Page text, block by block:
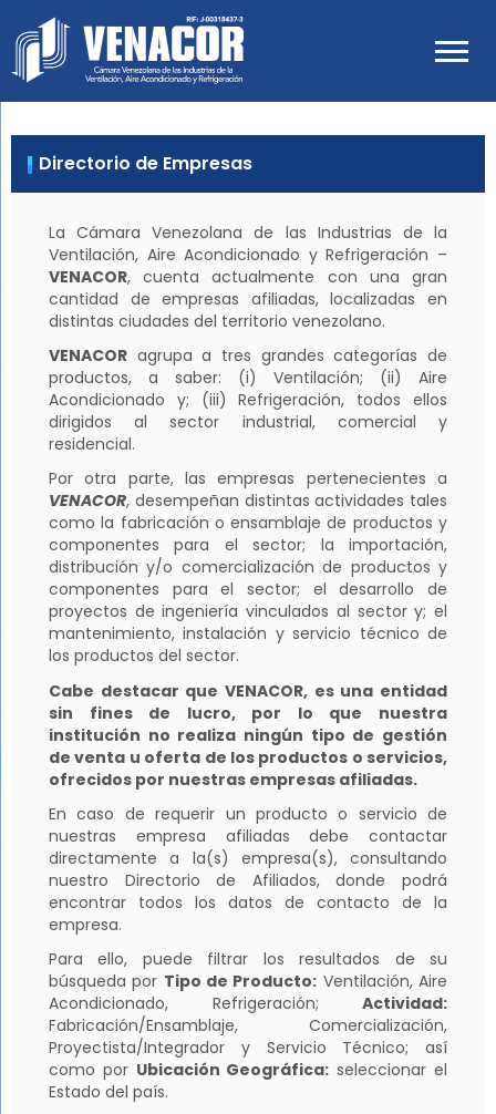
Venacor
Cámara Venezolana de las
Acondicionado y Refrigeración
Directorio de Empresas
La Cámara Venezolana de las Industrias de la
Ventilación, Aire Acondicionado y Refrigeración –
VENACOR, cuenta actualmente con una gran
cantidad de empresas afiliadas, localizadas en
distintas ciudades del territorio venezolano.
VENACOR agrupa a tres grandes categorías de
productos, a saber: (i) Ventilación; (ii) Aire
Acondicionado y; (iii) Refrigeración, todos ellos
dirigidos al sector industrial, comercial y
residencial.
Por otra parte, las empresas pertenecientes a
VENACOR, desempeñan distintas actividades tales
como la fabricación o ensamblaje de productos y
componentes para el sector; la importación,
distribución y/o comercialización de productos y
componentes para el sector; el desarrollo de
proyectos de ingeniería vinculados al sector y; el
mantenimiento, instalación y servicio técnico de
los productos del sector.
Cabe destacar que VENACOR, es una entidad
sin fines de lucro, por lo que nuestra
institución no realiza ningún tipo de gestión
de venta u oferta de los productos o servicios,
ofrecidos por nuestras empresas afiliadas.
En caso de requerir un producto o servicio de
nuestras empresa afiliadas debe contactar
directamente a la(s) empresa(s), consultando
nuestro Directorio de Afiliados, donde podrá
encontrar todos los datos de contacto de la
empresa.
Para ello, puede filtrar los resultados de su
búsqueda por Tipo de Producto: Ventilación, Aire
Acondicionado, Refrigeración; Actividad:
Fabricación/Ensamblaje, Comercialización,
Proyectista/Integrador y Servicio Técnico; así
como por Ubicación Geográfica: seleccionar el
Estado del país.